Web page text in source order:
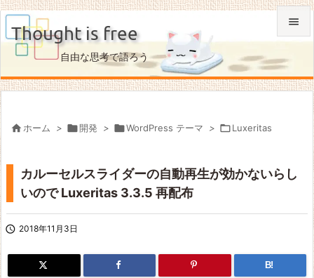
Thought is free
自由な思考で語ろう

メニュ

次へ
 ホーム > 開発 > WordPress テーマ > Luxeritas
カルーセルスライダーの自動再生が効かないらし
いので Luxeritas 3.3.5 再配布
 2018年11月3日
B!